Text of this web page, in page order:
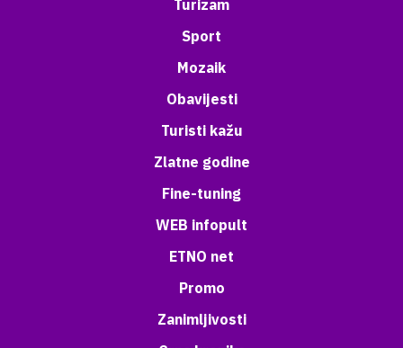
Turizam
Sport
Mozaik
Obavijesti
Turisti kažu
Zlatne godine
Fine-tuning
WEB infopult
ETNO net
Promo
Zanimljivosti